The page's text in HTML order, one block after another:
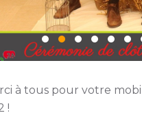
à tous pour votre
!